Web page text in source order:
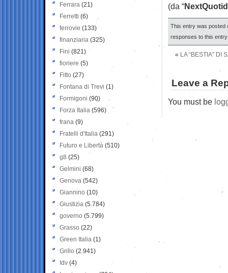
(da “
This entry was posted
responses to this
« LA “BESTIA” DI
Leave a
You must be
Ferrara (21)
Ferretti (6)
ferrovie (133)
finanziaria (325)
Fini (821)
fioriere (5)
Fitto (27)
Fontana di Trevi (1)
Formigoni (90)
Forza Italia (596)
frana (9)
Fratelli d'Italia (291)
Futuro e Libertà (510)
g8 (25)
Gelmini (68)
Genova (542)
Giannino (10)
Giustizia (5.784)
governo (5.799)
Grasso (22)
Green Italia (1)
Grillo (2.941)
Idv (4)